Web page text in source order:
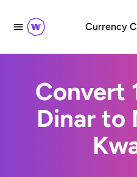
Currency
Convert
Dinar to